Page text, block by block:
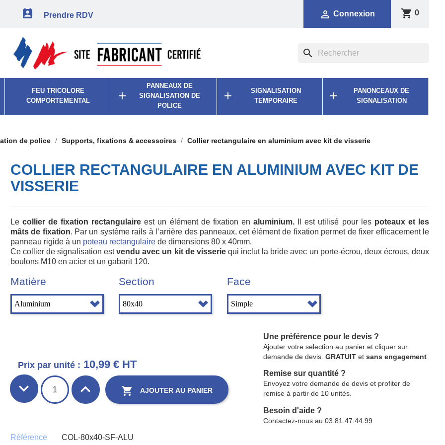
 Prendre RDV  Connexion shopping_cart 0
search
FEU TRICOLORE
COMPORTEMENTAL

PANNEAUX DE
SIGNALISATION DE
POLICE

SIGNALISATION
TEMPORAIRE

PANONCEAUX DE
SIGNALISATION
de police Supports, fixations & accessoires Collier rectangulaire en aluminium avec kit de visserie
COLLIER RECTANGULAIRE EN ALUMINIUM AVEC KIT DE
VISSERIE
Le collier de fixation rectangulaire est un élément de fixation en aluminium. Il est utilisé pour les poteaux et les
mâts de fixation. Par un système rails à l’arrière des panneaux, cet élément de fixation permet de fixer efficacement le
panneau rigide à un poteau rectangulairede dimensions 80 x 40mm.
Ce collier de signalisation estvendu avec un kit de visseriequi inclut la bride avec un porte-écrou, deux écrous, deux
boulons M10 en acier et un gabarit 120.
Matière Section Face
Prix par unité : 10,99 € HT
 AJOUTER AU PANIER
Une préférence pour le devis ?
Ajouter votre selection au panier et cliquer sur
demande de devis.GRATUIT etsans engagement
Remise sur quantité ?
Envoyez votre demande de devis et profiter de
remise à partir de 10 unités.
Besoin d'aide ?
Contactez-nous au 03.81.47.44.99
Référence COL-80x40-SF-ALU